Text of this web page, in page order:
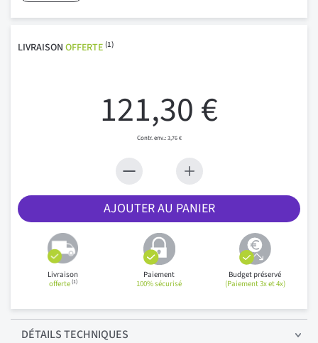
LIVRAISON OFFERTE (1)
121,30 €
3,76 €
AJOUTER AU PANIER
Livraison
offerte(1)
Paiement
100% sécurisé
Budget préservé
(Paiement 3x et 4x)
DÉTAILSTECHNIQUES